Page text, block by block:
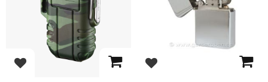
Add to favorites Add to favorites